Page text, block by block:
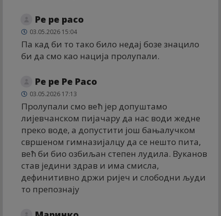
Ре ре расо
03.05.2026 15:04
Па кад би то тако било недај бозе знацило
би да смо као нација пролупали.
Ре ре Ре Расо
03.05.2026 17:13
Пролупали смо већ јер допуштамо
лијевчанском пијачару да нас води жедне
преко воде, а допустити још бањалучком
свршеном гимназијалцу да се нешто пита,
већ би био озбиљан степен лудила. Вуканов
став једини здрав и има смисла,
дефинитивно држи ријеч и слободни људи
то препознају